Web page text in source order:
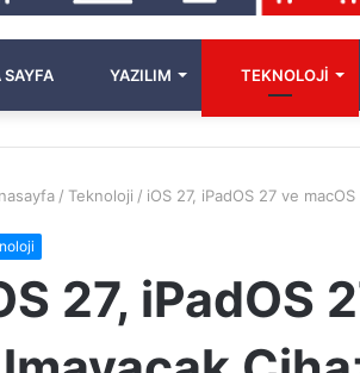
YAZILIM TEKNOLOJI
/ Teknoloji / iOS 27, iPadOS 27 ve
27, iPadOS